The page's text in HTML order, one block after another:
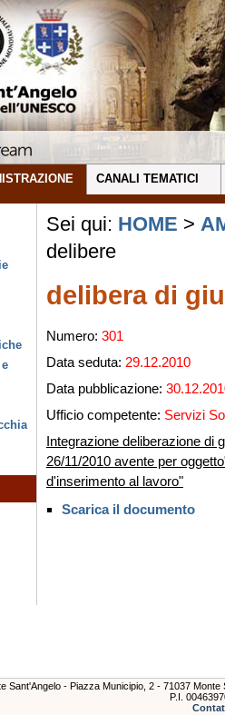
CANALI TEMATICI
Sei qui: HOME >
delibere
delibera di
Numero: 301
Data seduta: 29.12.2010
Data pubblicazione:
Ufficio competente: Servizi
Integrazione deliberazione di
26/11/2010 avente per
d'inserimento al lavoro"
Scarica il documento
Sant'Angelo - Piazza Municipio, 2 - 71037
P.I.